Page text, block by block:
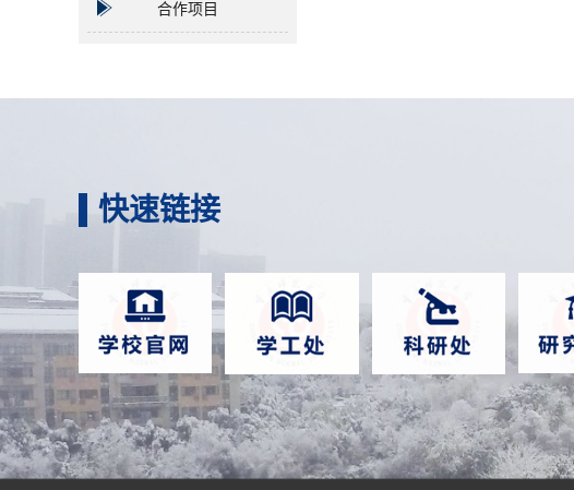
合作项目
快速链接